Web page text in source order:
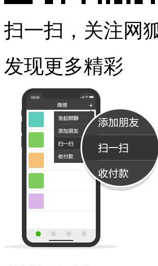
扫一扫，关注网
发现更多精彩